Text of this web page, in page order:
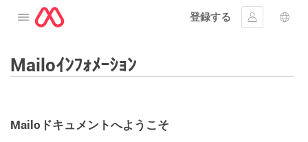
メニューを開く
登録する
ｻｲﾝｲﾝする言語
Mailoｲﾝﾌｫﾒｰｼｮﾝ
Mailoドキュメントへようこそ